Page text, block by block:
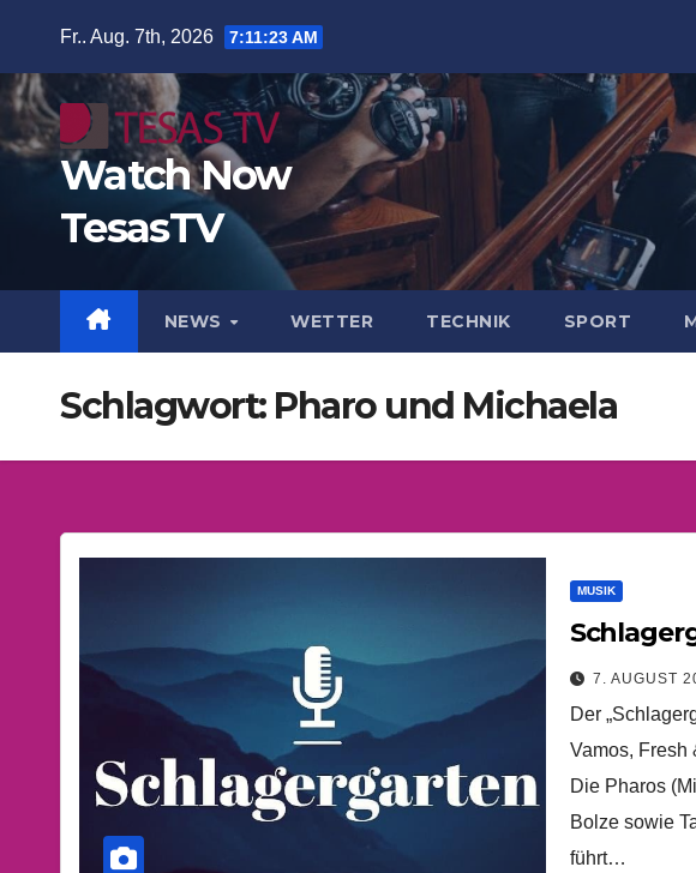
springen
Fr.. Aug. 7th, 2026 7:11:24 AM
Watch Now
TesasTV
NEWS WETTER TECHNIK SPORT
Schlagwort: Pharo und Michaela
MUSIK
7. AUGUST
Der
Vamos, Fresh
Die Pharos
Bolze sowie
führt…